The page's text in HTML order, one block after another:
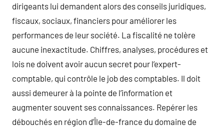
dirigeants lui demandent alors des conseils juridiques,
fiscaux, sociaux, financiers pour améliorer les
performances de leur société. La fiscalité ne tolère
aucune inexactitude. Chiffres, analyses, procédures et
lois ne doivent avoir aucun secret pour l’expert-
comptable, qui contrôle le job des comptables. Il doit
aussi demeurer à la pointe de l’information et
augmenter souvent ses connaissances. Repérer les
débouchés en région d’Île-de-france du domaine de